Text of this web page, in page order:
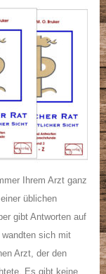
Ihrem Arzt ganz
üblichen
gibt Antworten auf
sich mit
Arzt, der den
Es gibt keine